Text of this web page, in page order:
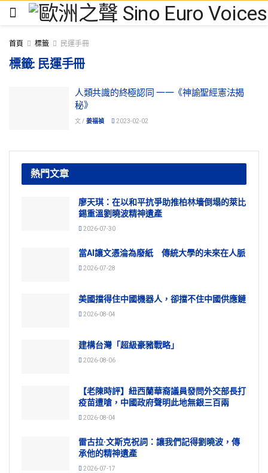
首頁 標籤 民運手冊
標籤: 民運手冊
人類共識的終極認同 一一《神諭聖經憲法揭
秘》
文 / 姜福禎 2023-02-02
熱門文章
廖天琪：在以和平抗爭助推柏林墻倒塌的萊比
錫重溫劉曉波精神遺產
2026-07-30
當AI讓文憑淪為廢紙 傳統大學的未來在人脈
2026-07-28
美國擋得住中國機器人，卻擋不住中國供應鏈
2026-08-04
建構台灣「超級豪豬戰略」
2026-08-06
【老陳時評】紐西蘭華裔議員發問外交部長打
疫苗遭嗆，中國政府聲明此地無銀三百兩
2026-08-04
雷古拉·文斯克祝詞：讓我們記得劉曉波，傳
承他的精神遺產
2026-07-17